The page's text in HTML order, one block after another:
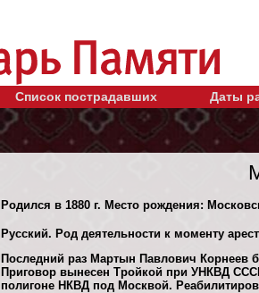
Список пострадавших Даты
Родился в 1880 г. Место рождения:
Русский. Род деятельности к моменту
Последний раз Мартын Павлович Корнеев
Приговор вынесен Тройкой при УНКВД
полигоне НКВД под Москвой.